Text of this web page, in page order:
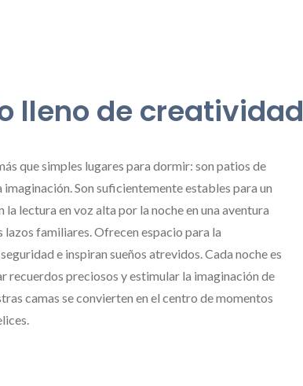
lleno de creatividad
que simples lugares para dormir: son patios de
Son suficientemente estables para un
lectura en voz alta por la noche en una aventura
familiares. Ofrecen espacio para la
e inspiran sueños atrevidos. Cada noche es
recuerdos preciosos y estimular la imaginación de
camas se convierten en el centro de momentos